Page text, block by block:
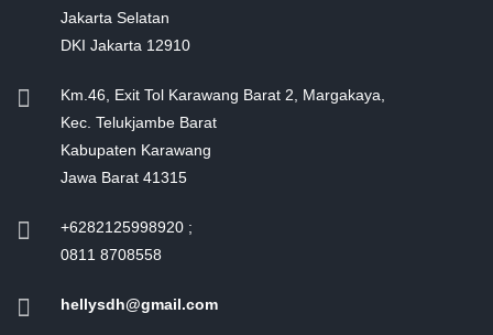
Jakarta Selatan
DKI Jakarta 12910
Km.46, Exit Tol Karawang Barat 2, Margakaya,
Kec. Telukjambe Barat
Kabupaten Karawang
Jawa Barat 41315
+6282125998920 ;
0811 8708558
hellysdh@gmail.com